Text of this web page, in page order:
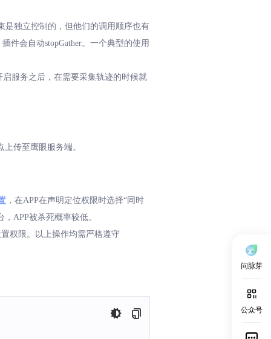
问脉芽
公众号
是独立控制的，但他们的调用顺序也有
件会自动stopGather。一个典型的使用
启服务之后，在需要采集轨迹的时候就
传至鹰眼服务端。
，在APP在声明定位权限时选择“同时
APP被杀死概率较低。
权限。以上操作均需严格遵守